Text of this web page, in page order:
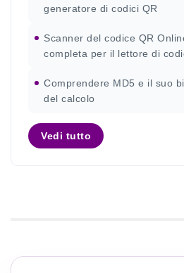
generatore di codici QR
Scanner del codice QR
completa per il lettore di
Comprendere MD5 e il suo
del calcolo
Vedi tutto